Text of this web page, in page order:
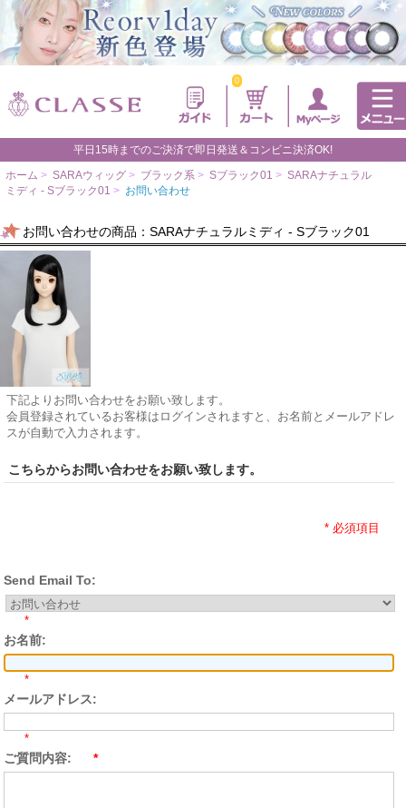
0
平日15時までのご決済で即日発送＆コンビニ決済OK!
ホーム > SARAウィッグ > ブラック系 > Sブラック01 > SARAナチュラル
ミディ - Sブラック01 > お問い合わせ
お問い合わせの商品：SARAナチュラルミディ - Sブラック01
下記よりお問い合わせをお願い致します。
会員登録されているお客様はログインされますと、お名前とメールアドレ
スが自動で入力されます。
こちらからお問い合わせをお願い致します。
* 必須項目
Send Email To:
*
お名前:
*
メールアドレス:
*
ご質問内容: *